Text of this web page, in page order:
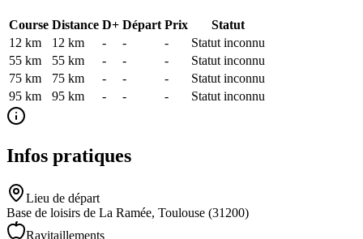
Course Distance D+ Départ Prix
Statut
12 km
12 km - - -
Statut inconnu
55 km
55 km - - -
Statut inconnu
75 km
75 km - - -
Statut inconnu
95 km
95 km - - - Statut inconnu
Infos pratiques
Lieu de départ
Base de loisirs de La Ramée, Toulouse (31200)
Ravitaillements